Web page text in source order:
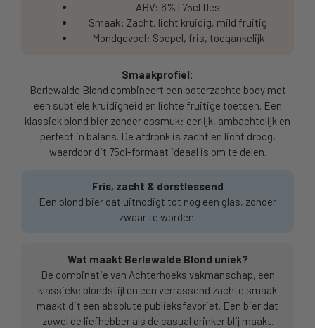
ABV: 6% | 75cl fles
Smaak: Zacht, licht kruidig, mild fruitig
Mondgevoel: Soepel, fris, toegankelijk
Smaakprofiel:
Berlewalde Blond combineert een boterzachte body met
een subtiele kruidigheid en lichte fruitige toetsen. Een
klassiek blond bier zonder opsmuk: eerlijk, ambachtelijk en
perfect in balans. De afdronk is zacht en licht droog,
waardoor dit 75cl-formaat ideaal is om te delen.
Fris, zacht & dorstlessend
Een blond bier dat uitnodigt tot nog een glas, zonder
zwaar te worden.
Wat maakt Berlewalde Blond uniek?
De combinatie van Achterhoeks vakmanschap, een
klassieke blondstijl en een verrassend zachte smaak
maakt dit een absolute publieksfavoriet. Een bier dat
zowel de liefhebber als de casual drinker blij maakt.